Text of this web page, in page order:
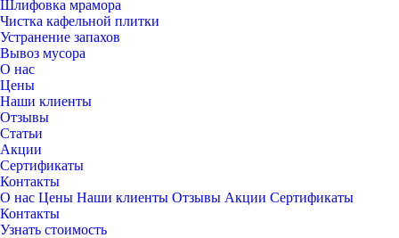
Шлифовка мрамора
Чистка кафельной плитки
Устранение запахов
Вывоз мусора
О нас
Цены
Наши клиенты
Отзывы
Статьи
Акции
Сертификаты
Контакты
О нас Цены Наши клиенты Отзывы Акции Сертификаты
Контакты
Узнать стоимость